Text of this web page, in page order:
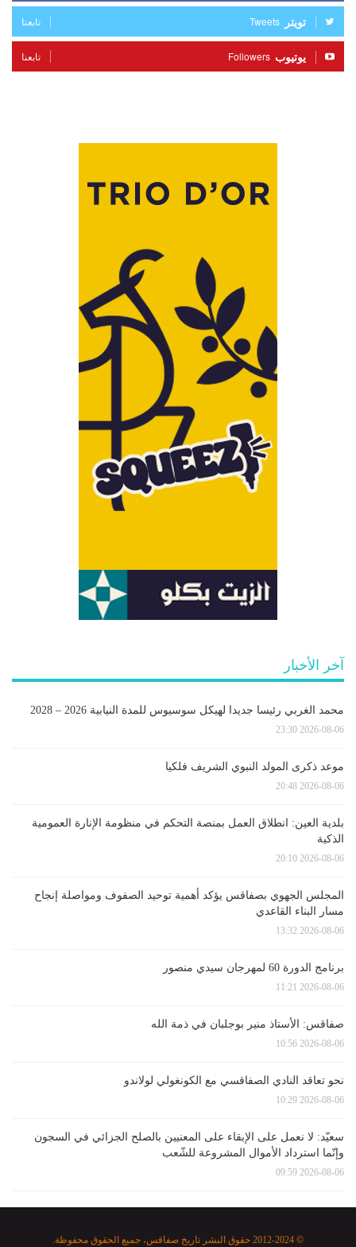
تويتر Tweets تابعنا
يوتيوب Followers تابعنا
آخر الأخبار
محمد الغربي رئيسا جديدا لهيكل سوسيوس للمدة النيابية 2026 – 2028
2026-08-06 23:30
موعد ذكرى المولد النبوي الشريف فلكيا
2026-08-06 20:48
بلدية العين: انطلاق العمل بمنصة التحكم في منظومة الإنارة العمومية
الذكية
2026-08-06 20:10
المجلس الجهوي بصفاقس يؤكد أهمية توحيد الصفوف ومواصلة إنجاح
مسار البناء القاعدي
2026-08-06 13:32
برنامج الدورة 60 لمهرجان سيدي منصور
2026-08-06 11:21
صفاقس: الأستاذ منير بوجلبان في ذمة الله
2026-08-06 10:56
نحو تعاقد النادي الصفاقسي مع الكونغولي لولاندو
2026-08-06 10:29
سعيّد: لا نعمل على الإبقاء على المعنيين بالصلح الجزائي في السجون
وإنّما استرداد الأموال المشروعة للشّعب
2026-08-06 09:59
© 2012-2024 حقوق النشر تاريخ صفاقس، جميع الحقوق محفوظة.